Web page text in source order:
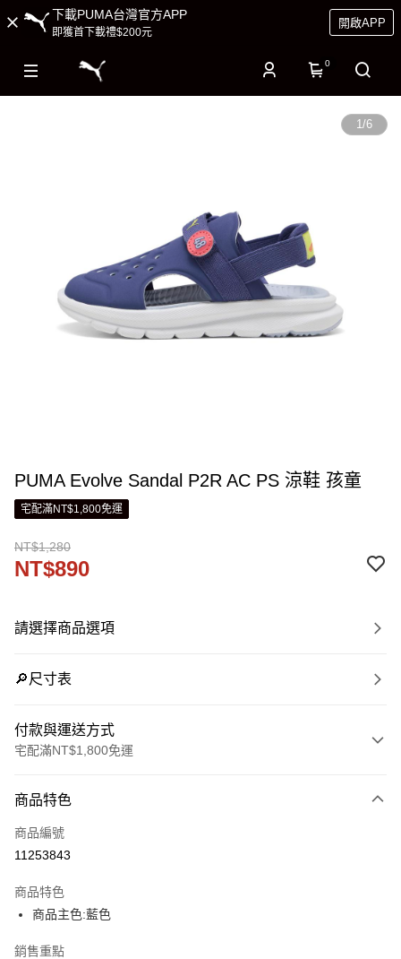
下載PUMA台灣官方APP
即獲首下載禮$200元
開啟APP
0
1/6
PUMA Evolve Sandal P2R AC PS 涼鞋 孩童
宅配滿NT$1,800免運
NT$1,280
NT$890
請選擇商品選項
🔎尺寸表
付款與運送方式
宅配滿NT$1,800免運
信用卡一次付款
LINE Pay
街口支付
悠遊付
商品特色
商品編號
11253843
商品特色
商品主色:藍色
銷售重點